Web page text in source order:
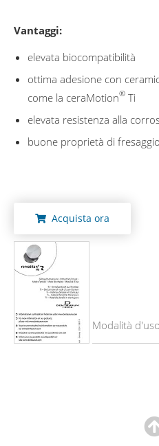
Vantaggi:
elevata biocompatibilità
ottima adesione con
come la ceraMotion® Ti
elevata resistenza alla
buone proprietà di
Acquista ora
Modalità